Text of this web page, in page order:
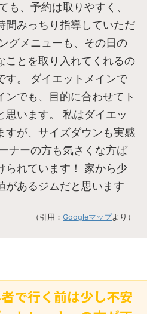
も、予約は取りやすく、
間みっちり指導していただ
グメニューも、その日の
ことを取り入れてくれるの
す。 ダイエットメインで
ンでも、目的に合わせてト
思います。 私はダイエッ
すが、サイズダウンも実感
ナーの方も気さくな方ば
られています！ 家から少
があるジムだと思います
（引用： Googleマップより）
で行く前は少し不安